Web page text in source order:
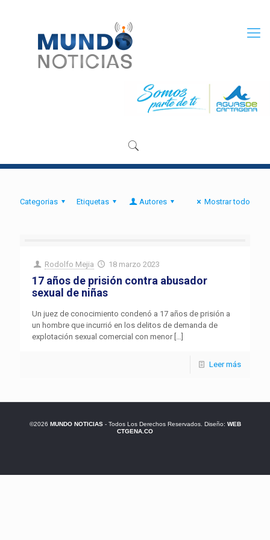
Categorias Etiquetas Autores Mostrar todo
Rodolfo Mejia 18 marzo 2023
17 años de prisión contra abusador
sexual de niñas
Un juez de conocimiento condenó a 17 años de prisión a
un hombre que incurrió en los delitos de demanda de
explotación sexual comercial con menor[…]
Leer más
©2026 MUNDO NOTICIAS- Todos Los Derechos Reservados. Diseño: WEB
CTGENA.CO